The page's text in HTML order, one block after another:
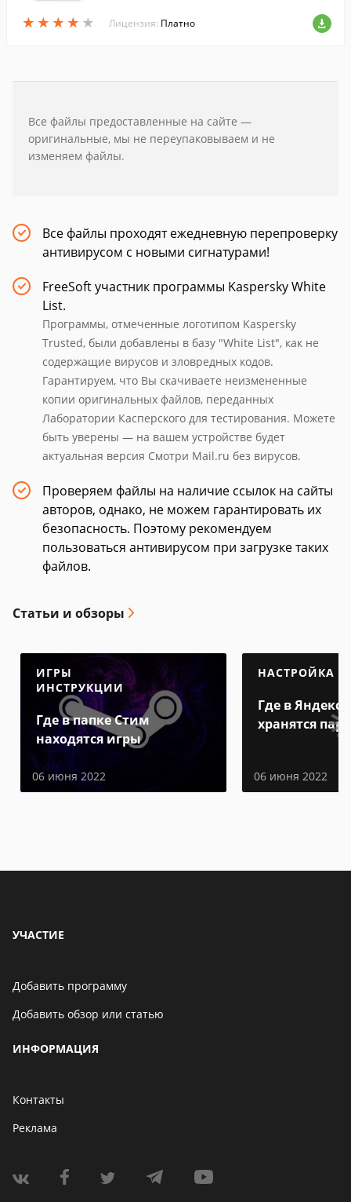
★ ★ ★ ★ ★
★ ★ ★ ★ ★
вившихся вам персонажей.
Лицензия: Платно
Все файлы предоставленные на сайте —
оригинальные, мы не переупаковываем и не
изменяем файлы.
Все файлы проходят ежедневную перепроверку
антивирусом с новыми сигнатурами!
FreeSoft участник программы Kaspersky White
List.
Программы, отмеченные логотипом Kaspersky
Trusted, были добавлены в базу "White List", как не
содержащие вирусов и зловредных кодов.
Гарантируем, что Вы скачиваете неизмененные
копии оригинальных файлов, переданных
Лаборатории Касперского для тестирования. Можете
быть уверены — на вашем устройстве будет
актуальная версия Смотри Mail.ru без вирусов.
Проверяем файлы на наличие ссылок на сайты
авторов, однако, не можем гарантировать их
безопасность. Поэтому рекомендуем
пользоваться антивирусом при загрузке таких
файлов.
Статьи и обзоры
ИГРЫ
ИНСТРУКЦИИ
Где в папке Стим
находятся игры
06 июня 2022
НАСТРОЙКА
Где в Яндекс
хранятся
06 июня 2022
УЧАСТИЕ
Добавить программу
Добавить обзор или статью
ИНФОРМАЦИЯ
Контакты
Реклама